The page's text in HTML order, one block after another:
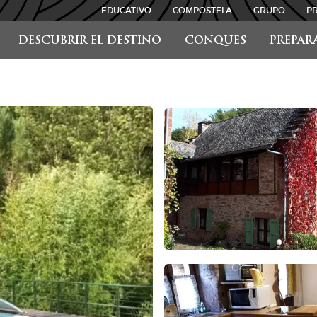
DESCUBRIR EL DESTINO CONQUES
EDUCATIVO COMPOSTELA GRUPO